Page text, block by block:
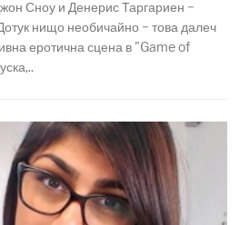
Сноу и Денерис Таргариен −
нищо необичайно − това далеч
еротична сцена в "Game of